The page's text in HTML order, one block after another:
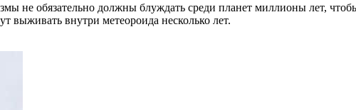
не обязательно должны блуждать среди планет миллионы лет,
выживать внутри метеороида несколько лет.